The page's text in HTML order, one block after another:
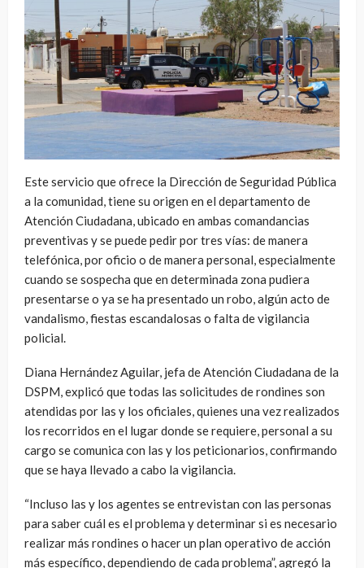
Este servicio que ofrece la Dirección de Seguridad Pública
a la comunidad, tiene su origen en el departamento de
Atención Ciudadana, ubicado en ambas comandancias
preventivas y se puede pedir por tres vías: de manera
telefónica, por oficio o de manera personal, especialmente
cuando se sospecha que en determinada zona pudiera
presentarse o ya se ha presentado un robo, algún acto de
vandalismo, fiestas escandalosas o falta de vigilancia
policial.
Diana Hernández Aguilar, jefa de Atención Ciudadana de la
DSPM, explicó que todas las solicitudes de rondines son
atendidas por las y los oficiales, quienes una vez realizados
los recorridos en el lugar donde se requiere, personal a su
cargo se comunica con las y los peticionarios, confirmando
que se haya llevado a cabo la vigilancia.
“Incluso las y los agentes se entrevistan con las personas
para saber cuál es el problema y determinar si es necesario
realizar más rondines o hacer un plan operativo de acción
más específico, dependiendo de cada problema”, agregó la